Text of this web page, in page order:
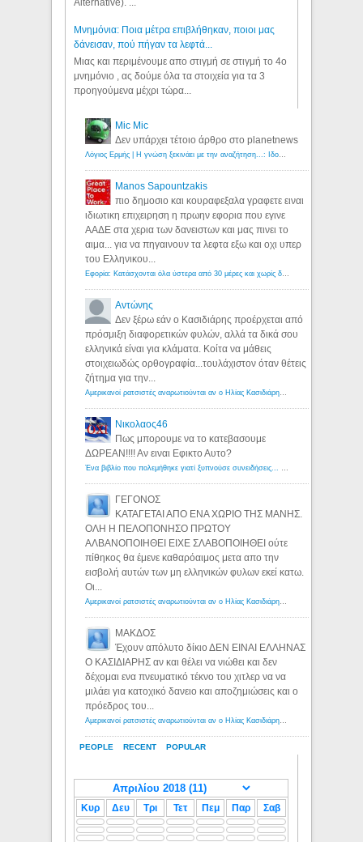
Μνημόνια: Ποια μέτρα επιβλήθηκαν, ποιοι μας
δάνεισαν, πού πήγαν τα λεφτά...
Μιας και περιμένουμε απο στιγμή σε στιγμή το 4ο
μνημόνιο , ας δούμε όλα τα στοιχεία για τα 3
προηγούμενα μέχρι τώρα...
PEOPLE RECENT POPULAR
Mic Mic
Δεν υπάρχει τέτοιο άρθρο στο planetnews
Λόγιος Ερμής | Η γνώση ξεκινάει με την αναζήτηση...: Ιδού οι 18 που χρωστούν 11 δις ευρώ!
Manos Sapountzakis
πιο δημοσιο και κουραφεξαλα γραφετε ειναι
ιδιωτικη επιχειρηση η πρωην εφορια που εγινε
ΑΑΔΕ στα χερια των δανειστων και μας πινει το
αιμα... για να πηγαινουν τα λεφτα εξω και οχι υπερ
του Ελληνικου...
Εφορία: Κατάσχονται όλα ύστερα από 30 μέρες και χωρίς δικαστικές αποφάσεις - Λόγιος Ερμής
Αντώνης
Δεν ξέρω εάν ο Κασιδιάρης προέρχεται από
πρόσμιξη διαφορετικών φυλών, αλλά τα δικά σου
ελληνικά είναι για κλάματα. Κοίτα να μάθεις
στοιχειωδώς ορθογραφία...τουλάχιστον όταν θέτεις
ζήτημα για την...
Αμερικανοί ρατσιστές αναρωτιούνται αν ο Ηλίας Κασιδιάρης ανήκει στη λευκή φυλή... - Λόγιος Ερμής
Νικολαος46
Πως μπορουμε να το κατεβασουμε
ΔΩΡΕΑΝ!!!! Αν ειναι Εφικτο Αυτο?
Ένα βιβλίο που πολεμήθηκε γιατί ξυπνούσε συνειδήσεις... - Λόγιος Ερμής | Η γνώση ξεκινάει με την αναζήτηση...
ΓΕΓΟΝΟΣ
ΚΑΤΑΓΕΤΑΙ ΑΠΟ ΕΝΑ ΧΩΡΙΟ ΤΗΣ ΜΑΝΗΣ.
ΟΛΗ Η ΠΕΛΟΠΟΝΗΣΟ ΠΡΩΤΟΥ
ΑΛΒΑΝΟΠΟΙΗΘΕΙ ΕΙΧΕ ΣΛΑΒΟΠΟΙΗΘΕΙ ούτε
πίθηκος θα έμενε καθαρόαιμος μετα απο την
εισβολή αυτών των μη ελληνικών φυλων εκεί κατω.
Οι...
Αμερικανοί ρατσιστές αναρωτιούνται αν ο Ηλίας Κασιδιάρης ανήκει στη λευκή φυλή... - Λόγιος Ερμής
ΜΑΚΔΟΣ
Έχουν απόλυτο δίκιο ΔΕΝ ΕΙΝΑΙ ΕΛΛΗΝΑΣ
Ο ΚΑΣΙΔΙΑΡΗΣ αν και θέλει να νιώθει και δεν
δέχομαι ενα πνευματικό τέκνο του χιτλερ να να
μιλάει για κατοχικό δανειο και αποζημιώσεις και ο
πρόεδρος του...
Αμερικανοί ρατσιστές αναρωτιούνται αν ο Ηλίας Κασιδιάρης ανήκει στη λευκή φυλή... - Λόγιος Ερμής
Κυρ Δευ Τρι Τετ Πεμ Παρ Σαβ